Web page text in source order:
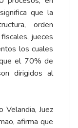
que la
orden
jueces
los cuales
el 70% de
dirigidos al
Juez
afirma que